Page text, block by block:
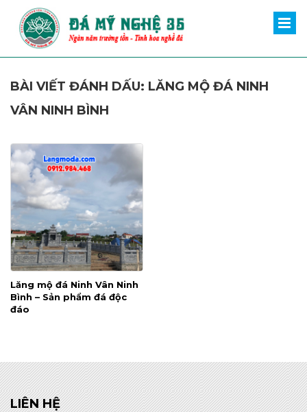
BÀI VIẾT ĐÁNH DẤU: LĂNG MỘ ĐÁ NINH
VÂN NINH BÌNH
Lăng mộ đá Ninh Vân Ninh
Bình – Sản phẩm đá độc
đáo
LIÊN HỆ